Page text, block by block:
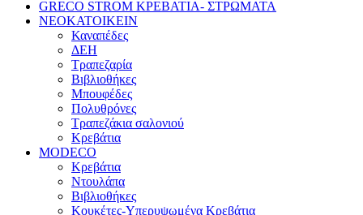
GRECO STROM ΚΡΕΒΑΤΙΑ- ΣΤΡΩΜΑΤΑ
ΝΕΟΚΑΤΟΙΚΕΙΝ
Καναπέδες
ΔΕΗ
Τραπεζαρία
Βιβλιοθήκες
Μπουφέδες
Πολυθρόνες
Τραπεζάκια σαλονιού
Κρεβάτια
MODECO
Κρεβάτια
Ντουλάπα
Βιβλιοθήκες
Κουκέτες-Υπερυψωμένα Κρεβάτια